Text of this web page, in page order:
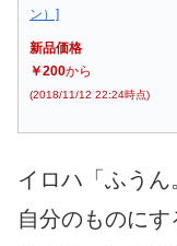
ン）]
新品価格
￥200から
(2018/11/12 22:24時点)
イロハ「ふうん
自分のものに